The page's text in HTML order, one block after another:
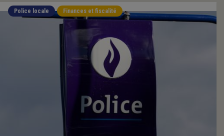
Police locale Finances et fiscalité